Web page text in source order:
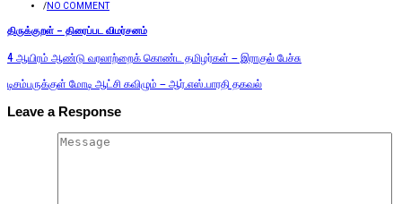
/NO COMMENT
திருக்குறள் – திரைப்பட விமர்சனம்
4 ஆயிரம் ஆண்டு வரலாற்றைக் கொண்ட தமிழர்கள் – இராகுல் பேச்சு
டிசம்பருக்குள் மோடி ஆட்சி கவிழும் – ஆர்.எஸ்.பாரதி தகவல்
Leave a Response